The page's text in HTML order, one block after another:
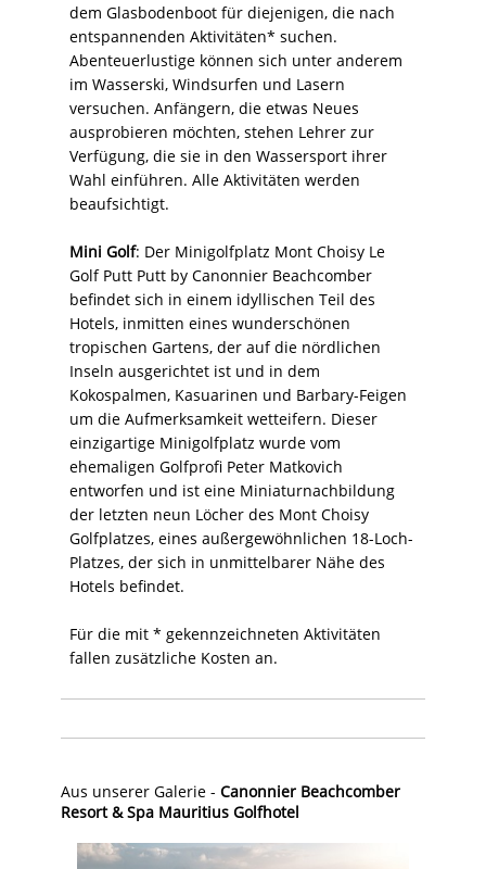
dem Glasbodenboot für diejenigen, die nach
entspannenden Aktivitäten* suchen.
Abenteuerlustige können sich unter anderem
im Wasserski, Windsurfen und Lasern
versuchen. Anfängern, die etwas Neues
ausprobieren möchten, stehen Lehrer zur
Verfügung, die sie in den Wassersport ihrer
Wahl einführen. Alle Aktivitäten werden
beaufsichtigt.
Mini Golf: Der Minigolfplatz Mont Choisy Le
Golf Putt Putt by Canonnier Beachcomber
befindet sich in einem idyllischen Teil des
Hotels, inmitten eines wunderschönen
tropischen Gartens, der auf die nördlichen
Inseln ausgerichtet ist und in dem
Kokospalmen, Kasuarinen und Barbary-Feigen
um die Aufmerksamkeit wetteifern. Dieser
einzigartige Minigolfplatz wurde vom
ehemaligen Golfprofi Peter Matkovich
entworfen und ist eine Miniaturnachbildung
der letzten neun Löcher des Mont Choisy
Golfplatzes, eines außergewöhnlichen 18-Loch-
Platzes, der sich in unmittelbarer Nähe des
Hotels befindet.
Für die mit * gekennzeichneten Aktivitäten
fallen zusätzliche Kosten an.
Aus unserer Galerie - Canonnier Beachcomber
Resort & Spa Mauritius Golfhotel